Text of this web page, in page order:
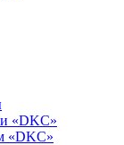
«DKC»
«DKC»